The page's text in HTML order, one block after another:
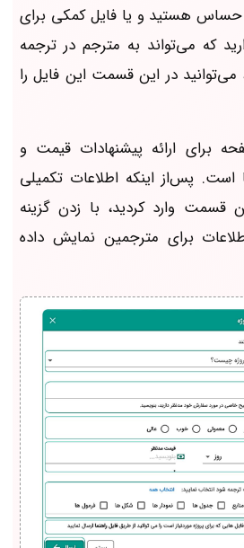
هستید و یا فایل کمکی برای
که می‌تواند به مترجم در ترجمه
می‌توانید در این قسمت این فایل را
برای ارائه پیشنهادات قیمت و
پس‌از اینکه اطلاعات تکمیلی
قسمت وارد کردید، با زدن گزینه
برای مترجمین نمایش داده